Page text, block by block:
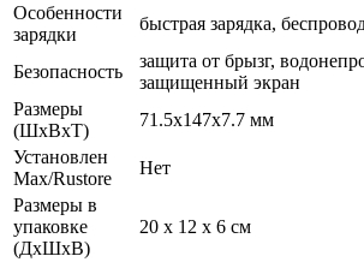
Особенности
зарядки
быстрая зарядка,
Безопасность
защита от брызг,
защищенный экран
Размеры
(ШхВхТ)
71.5x147x7.7 мм
Установлен
Max/Rustore
Нет
Размеры в
упаковке
(ДхШхВ)
20 x 12 x 6 см